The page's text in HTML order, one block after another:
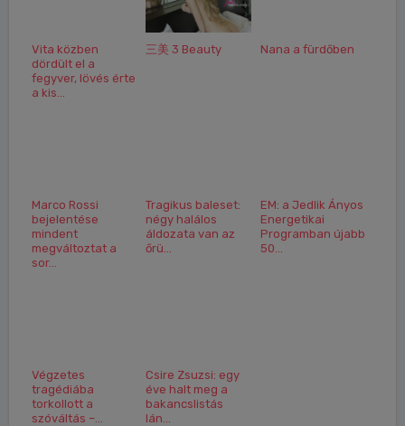
Vita közben
dördült el a
fegyver, lövés érte
a kis...
三美 3 Beauty Nana a fürdőben
Marco Rossi
bejelentése
mindent
megváltoztat a
sor...
Tragikus baleset:
négy halálos
áldozata van az
őrü...
EM: a Jedlik Ányos
Energetikai
Programban újabb
50...
Végzetes
tragédiába
torkollott a
szóváltás –...
Csire Zsuzsi: egy
éve halt meg a
bakancslistás
lán...